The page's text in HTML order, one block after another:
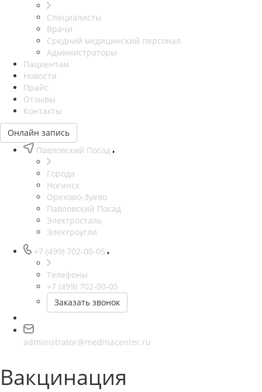
Специалисты
Врачи
Средний медицинский персонал
Администраторы
Пациентам
Новости
Прайс
Отзывы
Контакты
Онлайн запись
Павловский Посад
Города
Ногинск
Орехово-Зуево
Павловский Посад
Электросталь
Электроугли
+7 (499) 702-00-05
Телефоны
+7 (499) 702-00-05
Заказать звонок
administrator@medinacenter.ru
Вакцинация